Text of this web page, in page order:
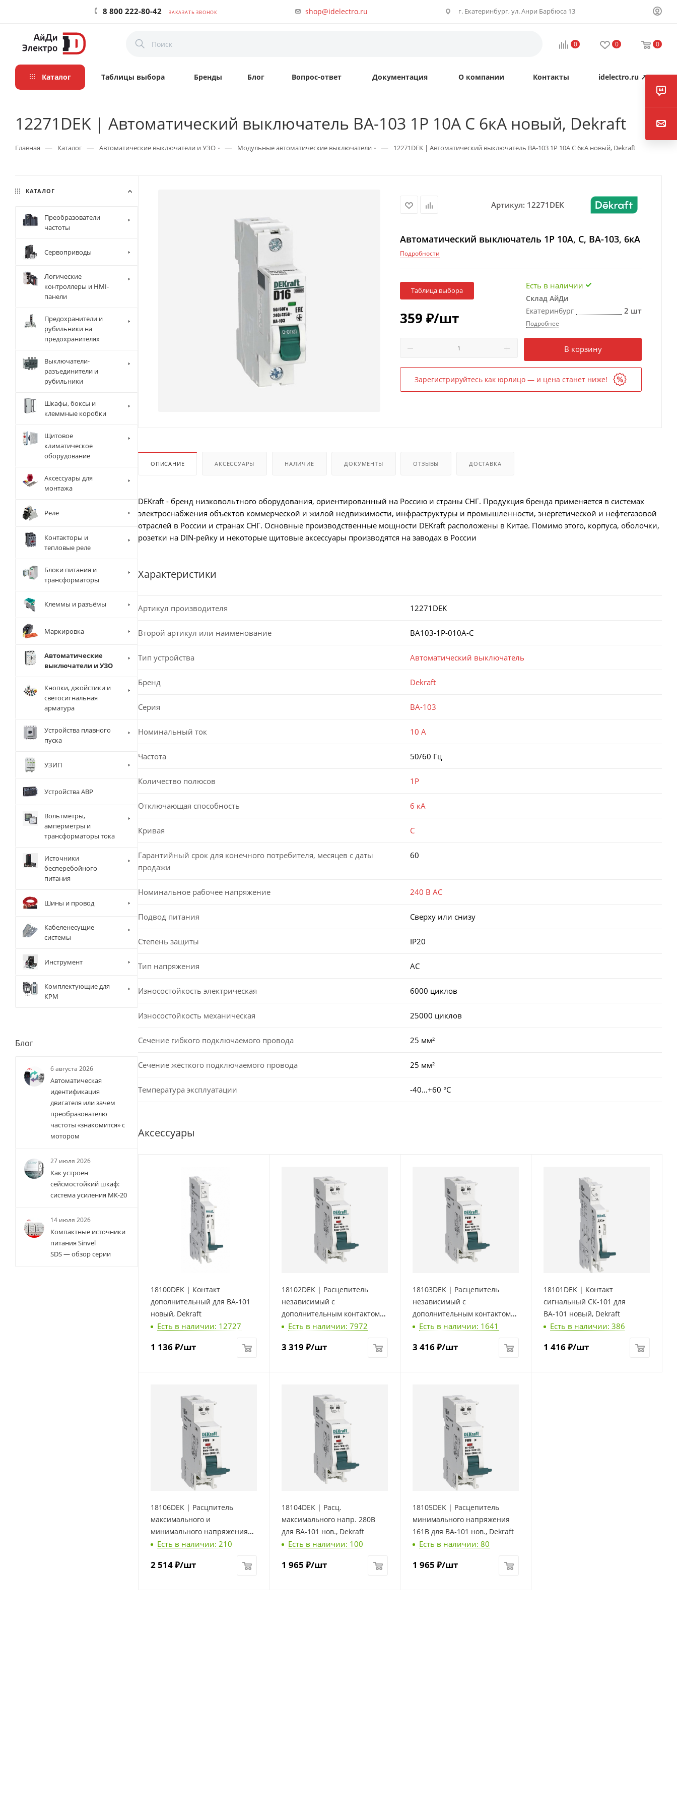
8 800 222-80-42 ЗАКАЗАТЬ ЗВОНОК shop@idelectro.ru г. Екатеринбург, ул. Анри Барбюса 13
0 0 0
Каталог Таблицы выбора Бренды Блог Вопрос-ответ Документация О компании Контакты idelectro.ru ↗
12271DEK | Автоматический выключатель ВА-103 1P 10А C 6кА новый, Dekraft
Главная — Каталог — Автоматические выключатели и УЗО — Модульные автоматические выключатели — 12271DEK | Автоматический выключатель ВА-103 1P 10А C 6кА новый, Dekraft
Артикул: 12271DEK
Автоматический выключатель 1Р 10А, C, ВА-103, 6кА
Подробности
Таблица выбора
359 ₽/шт
Есть в наличии
Склад АйДи
Екатеринбург
2 шт
Подробнее
В корзину
Зарегистрируйтесь как юрлицо — и цена станет ниже!
ОПИСАНИЕ АКСЕССУАРЫ НАЛИЧИЕ ДОКУМЕНТЫ ОТЗЫВЫ ДОСТАВКА
DEKraft - бренд низковольтного оборудования, ориентированный на Россию и страны СНГ. Продукция бренда применяется в системах
электроснабжения объектов коммерческой и жилой недвижимости, инфраструктуры и промышленности, энергетической и нефтегазовой
отраслей в России и странах СНГ. Основные производственные мощности DEKraft расположены в Китае. Помимо этого, корпуса, оболочки,
розетки на DIN-рейку и некоторые щитовые аксессуары производятся на заводах в России
Характеристики
Артикул производителя 12271DEK
Второй артикул или наименование ВА103-1P-010A-C
Тип устройства Автоматический выключатель
Бренд Dekraft
Серия ВА-103
Номинальный ток 10 А
Частота 50/60 Гц
Количество полюсов 1P
Отключающая способность 6 кА
Кривая C
Гарантийный срок для конечного потребителя, месяцев с даты
продажи
60
Номинальное рабочее напряжение 240 В AC
Подвод питания Сверху или снизу
Степень защиты IP20
Тип напряжения AC
Износостойкость электрическая 6000 циклов
Износостойкость механическая 25000 циклов
Сечение гибкого подключаемого провода 25 мм²
Сечение жёсткого подключаемого провода 25 мм²
Температура эксплуатации -40…+60 °С
Аксессуары
18100DEK | Контакт
дополнительный для ВА-101
новый, Dekraft
Есть в наличии: 12727
1 136₽/шт
18102DEK | Расцепитель
независимый с
дополнительным контактом
220В для ВА-101 нов., Dekraft
Есть в наличии: 7972
3 319 ₽/шт
18103DEK | Расцепитель
независимый с
дополнительным контактом
24В, 48В AC_DC для ВА-101
Есть в наличии: 1641
3 416₽/шт
18101DEK | Контакт
сигнальный СК-101 для
ВА-101 новый, Dekraft
Есть в наличии: 386
1 416₽/шт
18106DEK | Расцпитель
максимального и
минимального напряжения
280В 161В для ВА-101 нов.,
Есть в наличии: 210
2 514₽/шт
18104DEK | Расц.
максимального напр. 280В
для ВА-101 нов., Dekraft
Есть в наличии: 100
1 965 ₽/шт
18105DEK | Расцепитель
минимального напряжения
161В для ВА-101 нов., Dekraft
Есть в наличии: 80
1 965 ₽/шт
КАТАЛОГ
Преобразователи
частоты
Сервоприводы
Логические
контроллеры и HMI-
панели
Предохранители и
рубильники на
предохранителях
Выключатели-
разъединители и
рубильники
Шкафы, боксы и
клеммные коробки
Щитовое
климатическое
оборудование
Аксессуары для
монтажа
Реле
Контакторы и
тепловые реле
Блоки питания и
трансформаторы
Клеммы и разъёмы
Маркировка
Автоматические
выключатели и УЗО
Кнопки, джойстики и
светосигнальная
арматура
Устройства плавного
пуска
УЗИП
Устройства АВР
Вольтметры,
амперметры и
трансформаторы тока
Источники
бесперебойного
питания
Шины и провод
Кабеленесущие
системы
Инструмент
Комплектующие для
КРМ
Блог
6 августа 2026
Автоматическая
идентификация
двигателя или зачем
преобразователю
частоты «знакомится» с
мотором
27 июля 2026
Как устроен
сейсмостойкий шкаф:
система усиления МК-20
14 июля 2026
Компактные источники
питания Sinvel
SDS — обзор серии